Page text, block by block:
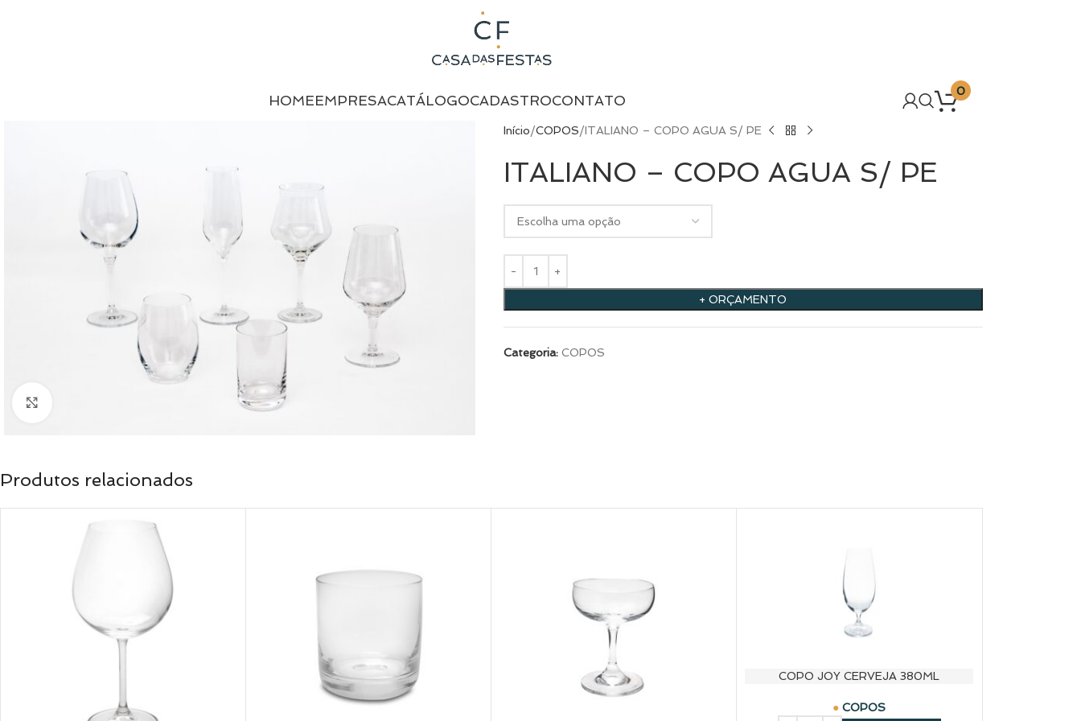
HOMEEMPRESACATÁLOGOCADASTROCONTATO
0
Início COPOS ITALIANO – COPO AGUA S/ PE
ITALIANO – COPO AGUA S/ PE
+ ORÇAMENTO
Categoria: COPOS
Produtos relacionados
COPO JOY CERVEJA 380ML
COPOS